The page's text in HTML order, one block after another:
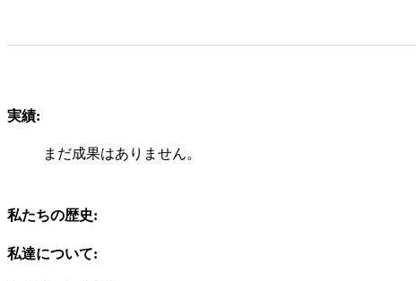
実績:
まだ成果はありません。
私たちの歴史:
私達について: